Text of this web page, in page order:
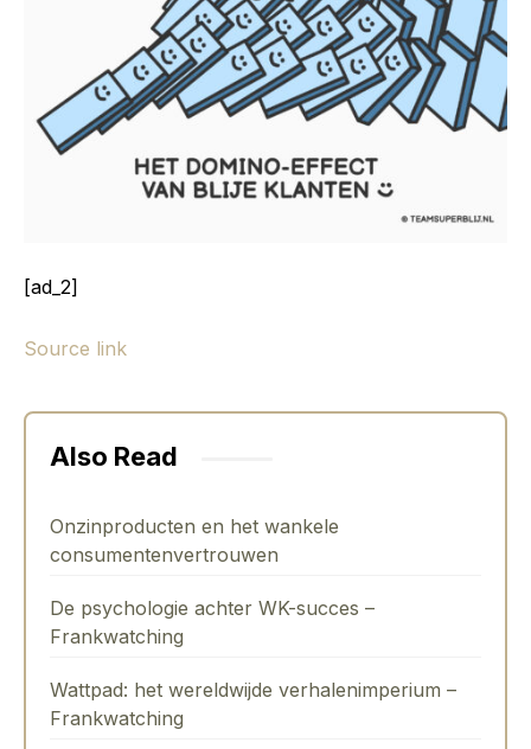
[ad_2]
Source link
Also Read
Onzinproducten en het wankele
consumentenvertrouwen
De psychologie achter WK-succes –
Frankwatching
Wattpad: het wereldwijde verhalenimperium –
Frankwatching